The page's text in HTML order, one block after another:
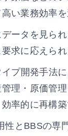
い業務効率を
ータを見ら
求に応えら
プ開発手法
理・原価管
率的に再構築
性とBBSの専